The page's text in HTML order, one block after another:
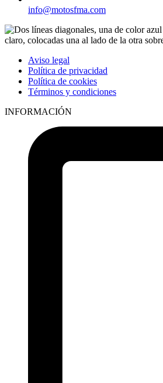
info@motosfma.com
Aviso legal
Política de privacidad
Política de cookies
Términos y condiciones
INFORMACIÓN